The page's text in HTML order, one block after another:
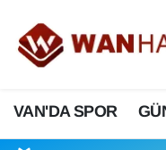
VAN'DA SPOR
3.SAYFA
ASAYİŞ
Van Nöbetçi
Van Hava